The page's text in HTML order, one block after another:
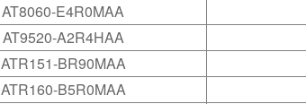
AT8060-E4R0MAA
AT9520-A2R4HAA
ATR151-BR90MAA
ATR160-B5R0MAA